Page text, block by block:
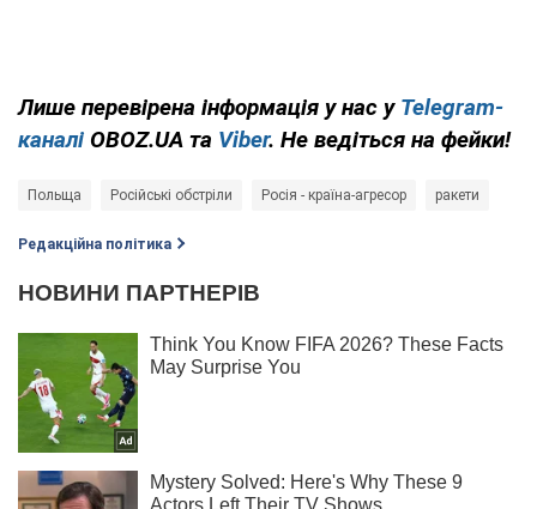
Лише перевірена інформація у нас у Telegram-
каналі OBOZ.UA та Viber. Не ведіться на фейки!
Польща Російські обстріли Росія - країна-агресор ракети
Редакційна політика